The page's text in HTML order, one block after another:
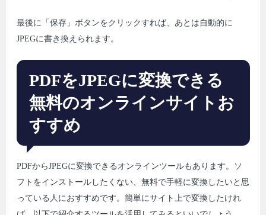
最後に「保存」ボタンをクリックすれば、あとは自動的に
JPEGに書き換えられます。
PDFをJPEGに変換できる
無料のオンラインサイトお
すすめ
PDFからJPEGに変換できるオンラインツールもあります。ソ
フトをインストールしたくない、無料で手軽に変換したいと思
っている人におすすめです。簡単にサイト上で変換したけれ